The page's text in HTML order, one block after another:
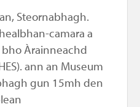
Steornabhagh.
camara a
Àrainneachd
ann an Museum
gun 15mh den